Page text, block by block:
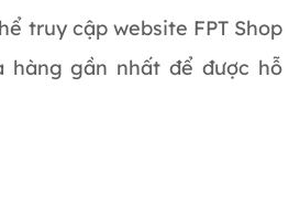
truy cập website FPT Shop
hàng gần nhất để được hỗ